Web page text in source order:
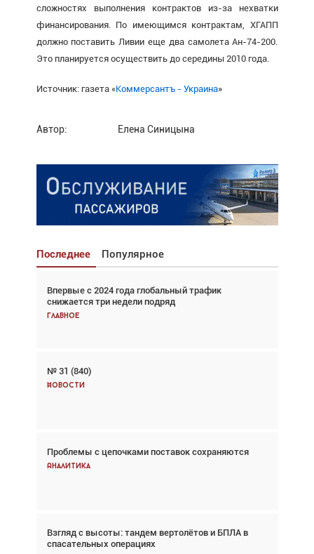
сложностях выполнения контрактов из-за нехватки
финансирования. По имеющимся контрактам, ХГАПП
должно поставить Ливии еще два самолета Ан-74-200.
Это планируется осуществить до середины 2010 года.
Источник: газета «Коммерсантъ - Украина»
Автор: Елена Синицына
Последнее Популярное
Впервые с 2024 года глобальный трафик
снижается три недели подряд
Главное
№ 31 (840)
Новости
Проблемы с цепочками поставок сохраняются
Аналитика
Взгляд с высоты: тандем вертолётов и БПЛА в
спасательных операциях
Взгляд с высоты: тандем вертолётов и БПЛА в
спасательных операциях
Главное
Авиационный фотограф Дэйв Кох: «Фотография
говорит сама за себя... а ИИ всё портит»
Впервые с 2024 года глобальный трафик
снижается три недели подряд
Частный самолёт – это актив. Подходите к
покупке соответствующим образом